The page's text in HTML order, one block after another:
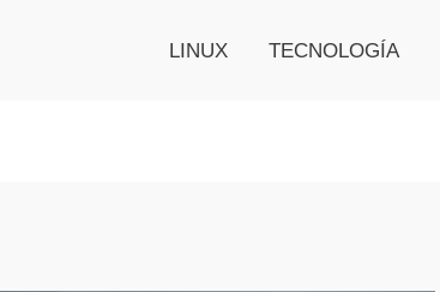
LINUX TECNOLOGÍA